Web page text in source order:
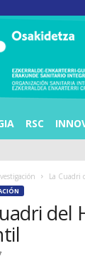
RSC
La Cuadri
del